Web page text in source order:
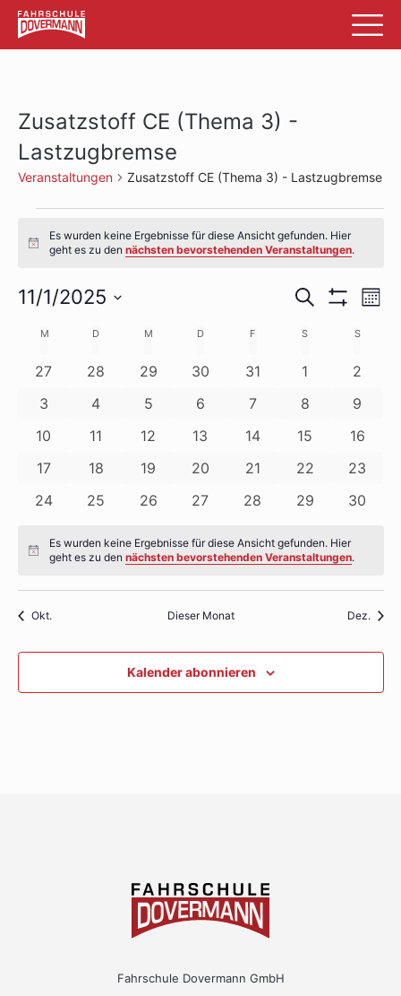
Zusatzstoff CE (Thema 3) -
Lastzugbremse
Veranstaltungen Zusatzstoff CE (Thema 3) - Lastzugbremse
Veranstaltungen
Hinweis
Es wurden keine Ergebnisse für diese Ansicht gefunden. Hier
geht es zu dennächsten bevorstehenden Veranstaltungen.
Suche
und
Suche
Anzeigen
11/1/2025
wählen.
Kalender
von
Veranstaltungen
M D DIENSTAGM MITTWOCH
DDONNERSTAG
F S SAMSTAGS
0
27
0
28
0
29
0
30
0
31
0
1
0
2
0
3
0
4
0
5
0
6
0
7
0
8
0
9
0
10
0
11
0
12
0
13
0
14
0
15
0
16
0
17
0
18
0
19
0
20
0
21
0
22
0
23
0
24
0
25
0
26
0
27
0
28
0
29
0
30
Hinweis
Es wurden keine Ergebnisse für diese Ansicht gefunden. Hier
geht es zu dennächsten bevorstehenden Veranstaltungen.
Okt. Dieser Monat Dez.
Kalender abonnieren
Fahrschule Dovermann GmbH